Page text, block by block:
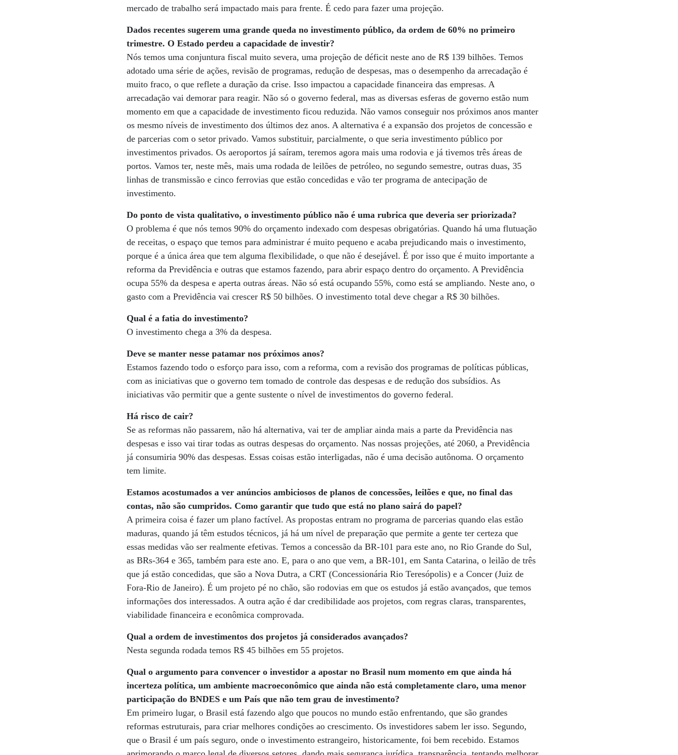
mercado de trabalho será impactado mais para frente. É cedo para fazer uma projeção.
Dados recentes sugerem uma grande queda no investimento público, da ordem de 60% no primeiro
trimestre. O Estado perdeu a capacidade de investir?
Nós temos uma conjuntura fiscal muito severa, uma projeção de déficit neste ano de R$ 139 bilhões. Temos
adotado uma série de ações, revisão de programas, redução de despesas, mas o desempenho da arrecadação é
muito fraco, o que reflete a duração da crise. Isso impactou a capacidade financeira das empresas. A
arrecadação vai demorar para reagir. Não só o governo federal, mas as diversas esferas de governo estão num
momento em que a capacidade de investimento ficou reduzida. Não vamos conseguir nos próximos anos manter
os mesmo níveis de investimento dos últimos dez anos. A alternativa é a expansão dos projetos de concessão e
de parcerias com o setor privado. Vamos substituir, parcialmente, o que seria investimento público por
investimentos privados. Os aeroportos já saíram, teremos agora mais uma rodovia e já tivemos três áreas de
portos. Vamos ter, neste mês, mais uma rodada de leilões de petróleo, no segundo semestre, outras duas, 35
linhas de transmissão e cinco ferrovias que estão concedidas e vão ter programa de antecipação de
investimento.
Do ponto de vista qualitativo, o investimento público não é uma rubrica que deveria ser priorizada?
O problema é que nós temos 90% do orçamento indexado com despesas obrigatórias. Quando há uma flutuação
de receitas, o espaço que temos para administrar é muito pequeno e acaba prejudicando mais o investimento,
porque é a única área que tem alguma flexibilidade, o que não é desejável. É por isso que é muito importante a
reforma da Previdência e outras que estamos fazendo, para abrir espaço dentro do orçamento. A Previdência
ocupa 55% da despesa e aperta outras áreas. Não só está ocupando 55%, como está se ampliando. Neste ano, o
gasto com a Previdência vai crescer R$ 50 bilhões. O investimento total deve chegar a R$ 30 bilhões.
Qual é a fatia do investimento?
O investimento chega a 3% da despesa.
Deve se manter nesse patamar nos próximos anos?
Estamos fazendo todo o esforço para isso, com a reforma, com a revisão dos programas de políticas públicas,
com as iniciativas que o governo tem tomado de controle das despesas e de redução dos subsídios. As
iniciativas vão permitir que a gente sustente o nível de investimentos do governo federal.
Há risco de cair?
Se as reformas não passarem, não há alternativa, vai ter de ampliar ainda mais a parte da Previdência nas
despesas e isso vai tirar todas as outras despesas do orçamento. Nas nossas projeções, até 2060, a Previdência
já consumiria 90% das despesas. Essas coisas estão interligadas, não é uma decisão autônoma. O orçamento
tem limite.
Estamos acostumados a ver anúncios ambiciosos de planos de concessões, leilões e que, no final das
contas, não são cumpridos. Como garantir que tudo que está no plano sairá do papel?
A primeira coisa é fazer um plano factível. As propostas entram no programa de parcerias quando elas estão
maduras, quando já têm estudos técnicos, já há um nível de preparação que permite a gente ter certeza que
essas medidas vão ser realmente efetivas. Temos a concessão da BR-101 para este ano, no Rio Grande do Sul,
as BRs-364 e 365, também para este ano. E, para o ano que vem, a BR-101, em Santa Catarina, o leilão de três
que já estão concedidas, que são a Nova Dutra, a CRT (Concessionária Rio Teresópolis) e a Concer (Juiz de
Fora-Rio de Janeiro). É um projeto pé no chão, são rodovias em que os estudos já estão avançados, que temos
informações dos interessados. A outra ação é dar credibilidade aos projetos, com regras claras, transparentes,
viabilidade financeira e econômica comprovada.
Qual a ordem de investimentos dos projetos já considerados avançados?
Nesta segunda rodada temos R$ 45 bilhões em 55 projetos.
Qual o argumento para convencer o investidor a apostar no Brasil num momento em que ainda há
incerteza política, um ambiente macroeconômico que ainda não está completamente claro, uma menor
participação do BNDES e um País que não tem grau de investimento?
Em primeiro lugar, o Brasil está fazendo algo que poucos no mundo estão enfrentando, que são grandes
reformas estruturais, para criar melhores condições ao crescimento. Os investidores sabem ler isso. Segundo,
que o Brasil é um país seguro, onde o investimento estrangeiro, historicamente, foi bem recebido. Estamos